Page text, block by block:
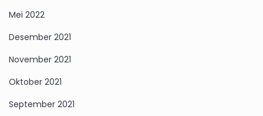
Mei 2022
Desember 2021
November 2021
Oktober 2021
September 2021